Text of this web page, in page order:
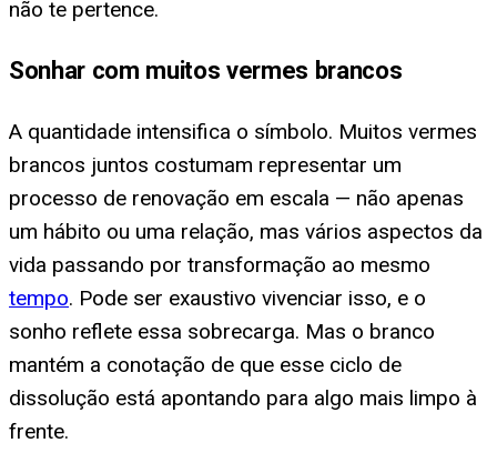
não te pertence.
Sonhar com muitos vermes brancos
A quantidade intensifica o símbolo. Muitos vermes
brancos juntos costumam representar um
processo de renovação em escala — não apenas
um hábito ou uma relação, mas vários aspectos da
vida passando por transformação ao mesmo
tempo. Pode ser exaustivo vivenciar isso, e o
sonho reflete essa sobrecarga. Mas o branco
mantém a conotação de que esse ciclo de
dissolução está apontando para algo mais limpo à
frente.